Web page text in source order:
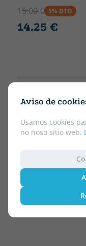
Aviso de
Usamos cookies
no noso sitio web.
15.00 € 5% DTO
14.25 €